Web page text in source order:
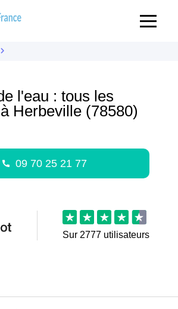
l'eau : tous les
Herbeville (78580)
09 70 25 21 77
Sur 2777 utilisateurs